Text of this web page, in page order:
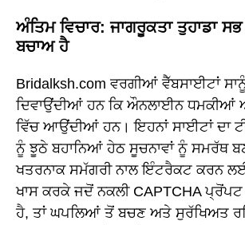
ਅੰਤਿਮ ਵਿਚਾਰ: ਜਾਗਰੂਕਤਾ ਤੁਹਾਡਾ
ਬਚਾਅ ਹੈ
Bridalksh.com ਵਰਗੀਆਂ ਵੈੱਬਸਾਈਟਾਂ
ਦਿਵਾਉਂਦੀਆਂ ਹਨ ਕਿ ਔਨਲਾਈਨ ਧਮਕੀਆਂ
ਵਿੱਚ ਆਉਂਦੀਆਂ ਹਨ। ਇਹਨਾਂ ਸਾਈਟਾਂ ਦਾ
ਨੂੰ ਝੂਠੇ ਬਹਾਨਿਆਂ ਹੇਠ ਸੂਚਨਾਵਾਂ ਨੂੰ ਸਮਰੱਥ
ਖਤਰਨਾਕ ਸਮੱਗਰੀ ਨਾਲ ਇੰਟਰੈਕਟ ਕਰਨ
ਖਾਸ ਕਰਕੇ ਜਦੋਂ ਨਕਲੀ CAPTCHA
ਹੈ, ਤਾਂ ਘਪਲਿਆਂ ਤੋਂ ਬਚਣ ਅਤੇ ਸੁਰੱਖਿਅਤ